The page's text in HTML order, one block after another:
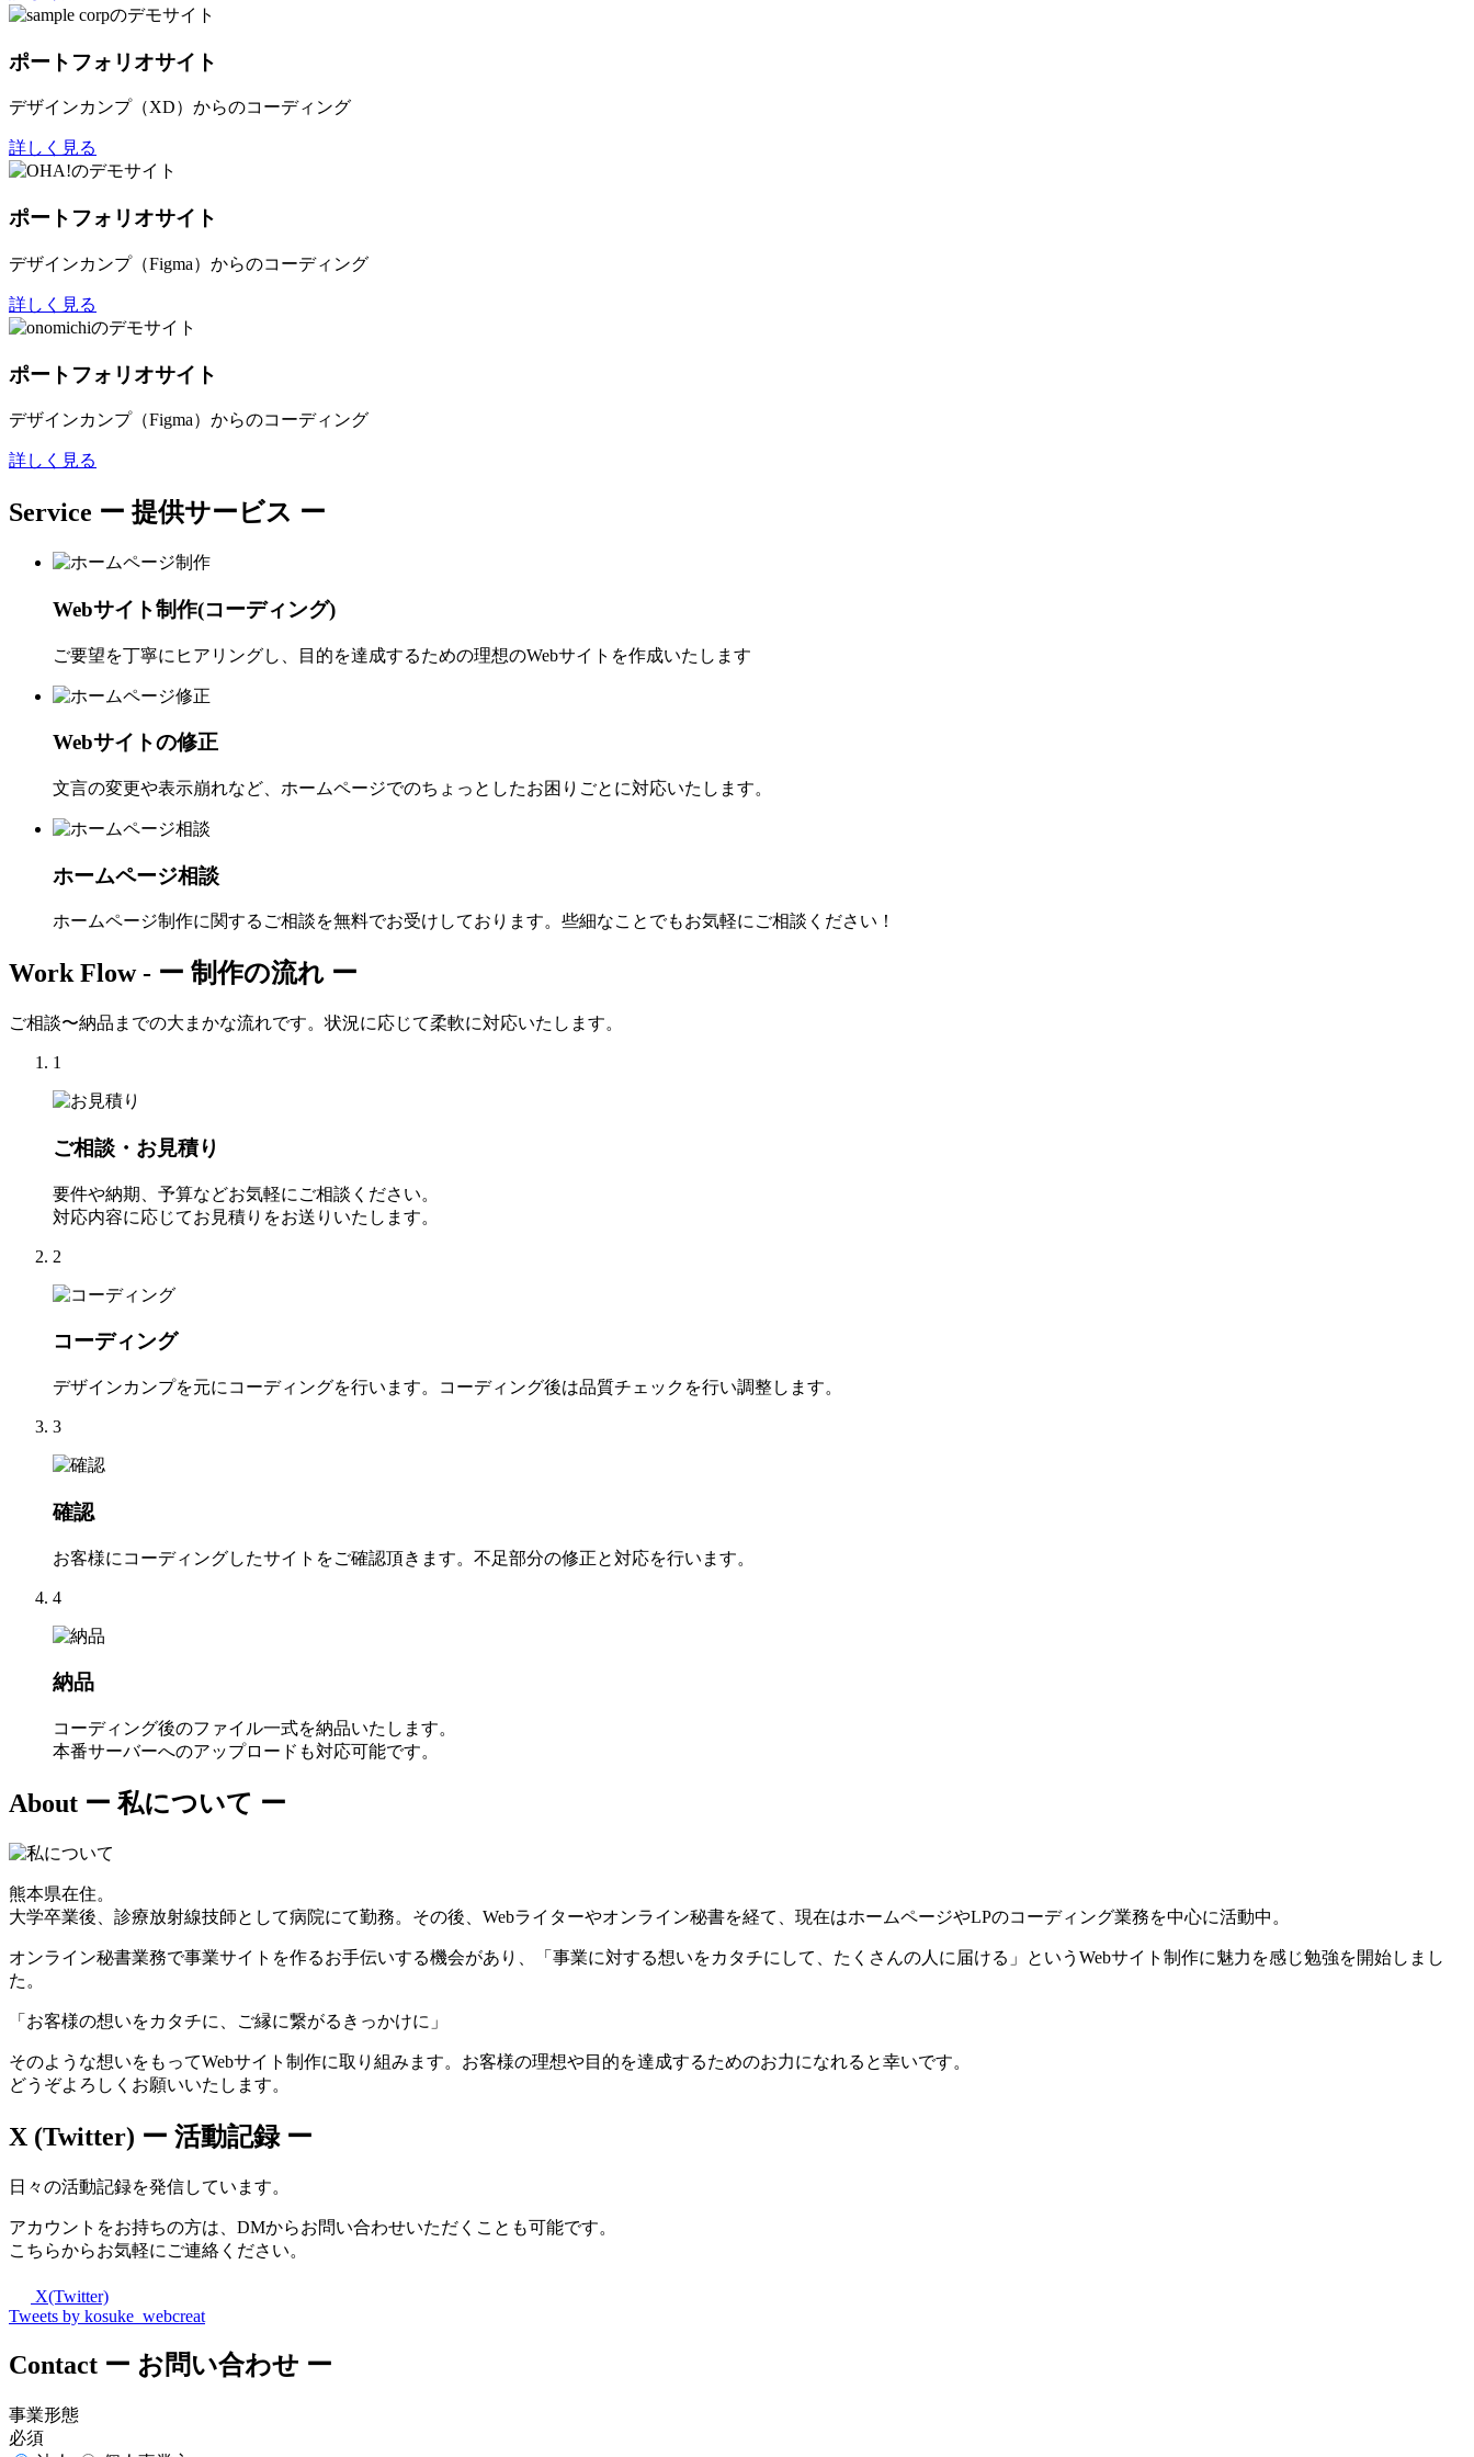
ポートフォリオサイト
デザインカンプ（XD）からのコーディング
詳しく見る
ポートフォリオサイト
デザインカンプ（Figma）からのコーディング
詳しく見る
ポートフォリオサイト
デザインカンプ（Figma）からのコーディング
詳しく見る
Service ー 提供サービス ー
Webサイト制作(コーディング)
ご要望を丁寧にヒアリングし、目的を達成するための理想のWebサイトを作成いたします
Webサイトの修正
文言の変更や表示崩れなど、ホームページでのちょっとしたお困りごとに対応いたします。
ホームページ相談
ホームページ制作に関するご相談を無料でお受けしております。些細なことでもお気軽にご相談ください！
Work Flow - ー 制作の流れ ー
ご相談〜納品までの大まかな流れです。状況に応じて柔軟に対応いたします。
1
ご相談・お見積り
要件や納期、予算などお気軽にご相談ください。
対応内容に応じてお見積りをお送りいたします。
2
コーディング
デザインカンプを元にコーディングを行います。コーディング後は品質チェックを行い調整します。
3
確認
お客様にコーディングしたサイトをご確認頂きます。不足部分の修正と対応を行います。
4
納品
コーディング後のファイル一式を納品いたします。
本番サーバーへのアップロードも対応可能です。
About ー 私について ー
熊本県在住。
大学卒業後、診療放射線技師として病院にて勤務。その後、Webライターやオンライン秘書を経て、現在はホームページやLPのコーディング業務を中心に活動中。
オンライン秘書業務で事業サイトを作るお手伝いする機会があり、「事業に対する想いをカタチにして、たくさんの人に届ける」というWebサイト制作に魅力を感じ勉強を開始しまし
た。
「お客様の想いをカタチに、ご縁に繋がるきっかけに」
そのような想いをもってWebサイト制作に取り組みます。お客様の理想や目的を達成するためのお力になれると幸いです。
どうぞよろしくお願いいたします。
X (Twitter) ー 活動記録 ー
日々の活動記録を発信しています。
アカウントをお持ちの方は、DMからお問い合わせいただくことも可能です。
こちらからお気軽にご連絡ください。
X(Twitter)
Tweets by kosuke_webcreat
Contact ー お問い合わせ ー
事業形態
必須